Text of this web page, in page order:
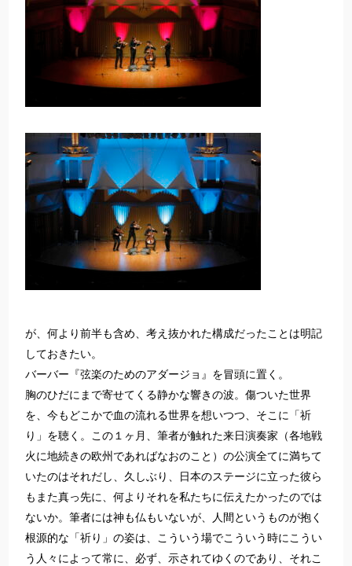
が、何より前半も含め、考え抜かれた構成だったことは明記
しておきたい。
バーバー『弦楽のためのアダージョ』を冒頭に置く。
胸のひだにまで寄せてくる静かな響きの波。傷ついた世界
を、今もどこかで血の流れる世界を想いつつ、そこに「祈
り」を聴く。この１ヶ月、筆者が触れた来日演奏家（各地戦
火に地続きの欧州であればなおのこと）の公演全てに満ちて
いたのはそれだし、久しぶり、日本のステージに立った彼ら
もまた真っ先に、何よりそれを私たちに伝えたかったのでは
ないか。筆者には神も仏もいないが、人間というものが抱く
根源的な「祈り」の姿は、こういう場でこういう時にこうい
う人々によって常に、必ず、示されてゆくのであり、それこ